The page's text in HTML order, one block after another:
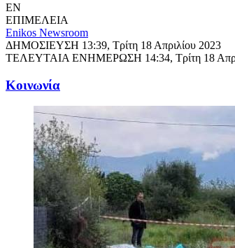
EN
ΕΠΙΜΕΛΕΙΑ
Enikos Newsroom
ΔΗΜΟΣΙΕΥΣΗ 13:39, Τρίτη 18 Απριλίου 2023
ΤΕΛΕΥΤΑΙΑ ΕΝΗΜΕΡΩΣΗ 14:34, Τρίτη 18
Κοινωνία